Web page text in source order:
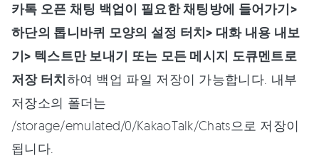
카톡 오픈 채팅 백업이 필요한 채팅방에 들어가기>
하단의 톱니바퀴 모양의 설정 터치> 대화 내용 내보
기> 텍스트만 보내기 또는 모든 메시지 도큐멘트로
저장 터치하여 백업 파일 저장이 가능합니다. 내부
저장소의 폴더는
/storage/emulated/0/KakaoTalk/Chats으로 저장이
됩니다.